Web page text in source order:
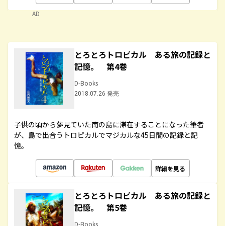
AD
とろとろトロピカル ある旅の記録と
記憶。 第4巻
D-Books
2018.07.26 発売
子供の頃から夢見ていた南の島に滞在することになった筆者
が、島で出合うトロピカルでマジカルな45日間の記録と記
憶。
詳細を見る
とろとろトロピカル ある旅の記録と
記憶。 第5巻
D-Books